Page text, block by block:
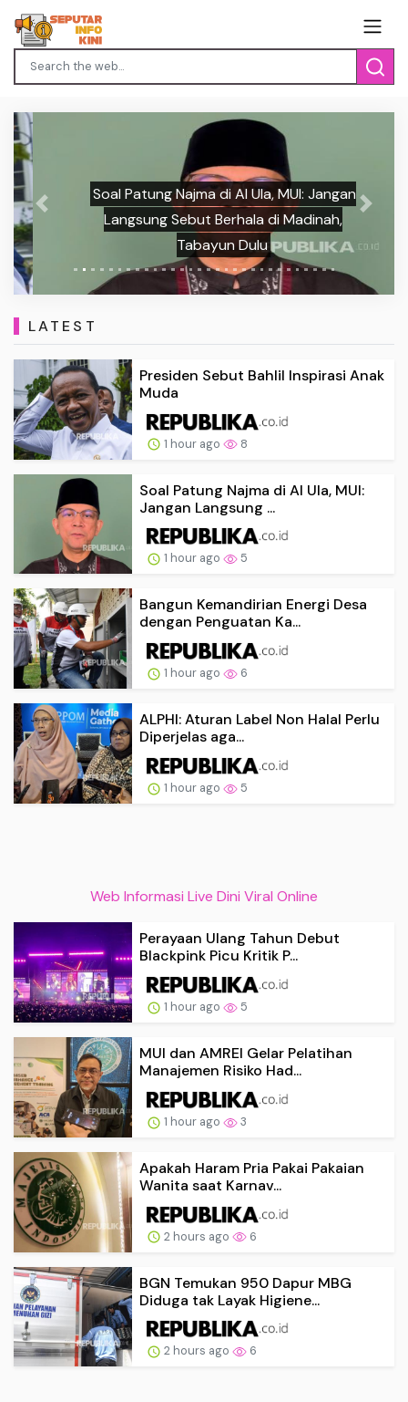
Soal Patung Najma di Al Ula, MUI: Jangan
Langsung Sebut Berhala di Madinah,
Tabayun Dulu
Previous Next
LATEST
Presiden Sebut Bahlil Inspirasi Anak
Muda
1 hour ago 8
Soal Patung Najma di Al Ula, MUI:
Jangan Langsung ...
1 hour ago 5
Bangun Kemandirian Energi Desa
dengan Penguatan Ka...
1 hour ago 6
ALPHI: Aturan Label Non Halal Perlu
Diperjelas aga...
1 hour ago 5
Web Informasi Live Dini Viral Online
Perayaan Ulang Tahun Debut
Blackpink Picu Kritik P...
1 hour ago 5
MUI dan AMREI Gelar Pelatihan
Manajemen Risiko Had...
1 hour ago 3
Apakah Haram Pria Pakai Pakaian
Wanita saat Karnav...
2 hours ago 6
BGN Temukan 950 Dapur MBG
Diduga tak Layak Higiene...
2 hours ago 6